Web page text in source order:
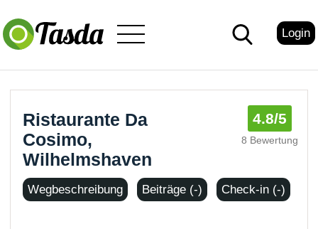
Login
Ristaurante Da
Cosimo,
Wilhelmshaven
4.8/5
8 Bewertung
Wegbeschreibung Beiträge (-) Check-in (-)